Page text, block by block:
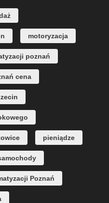
motoryzacja
poznań
cena
pieniądze
Poznań